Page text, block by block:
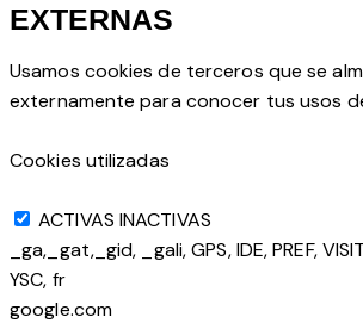
EXTERNAS
Usamos cookies de terceros que se
externamente para conocer tus usos
Cookies utilizadas
ACTIVAS INACTIVAS
_ga,_gat,_gid, _gali, GPS, IDE, PREF,
YSC, fr
google.com